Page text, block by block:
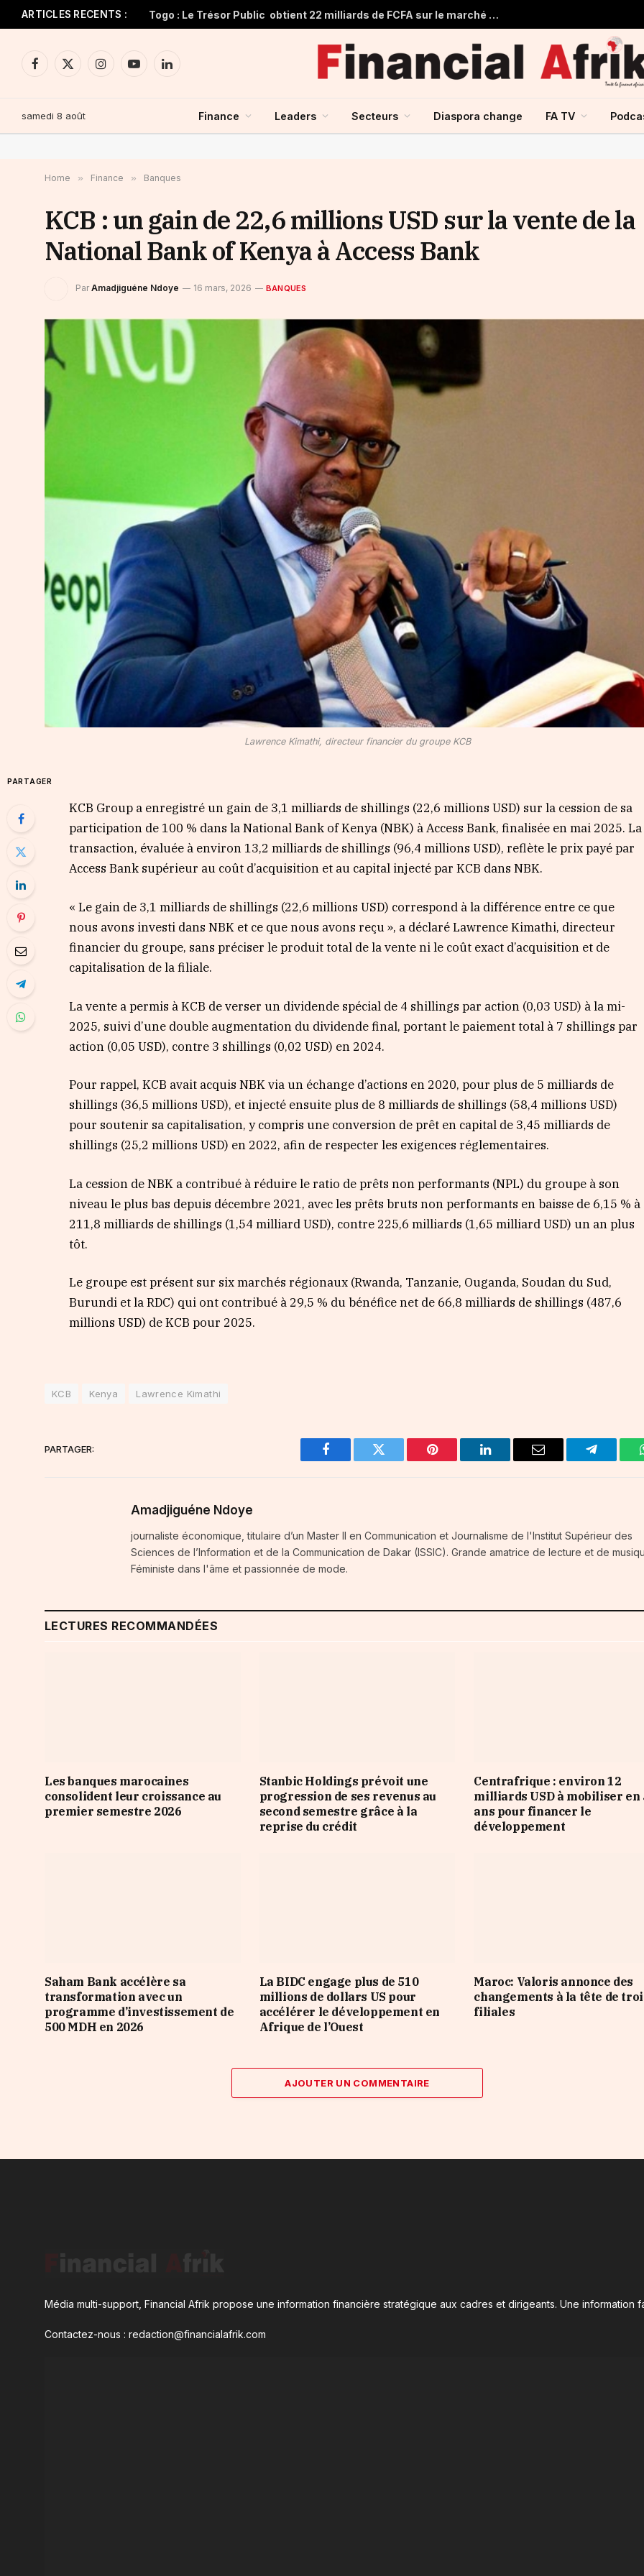
ARTICLES RECENTS : Togo : Le Trésor Public obtient 22 milliards de FCFA sur le marché financier de l’UMOA
Facebook
X
InstagramYouTubeLinkedIn
samedi 8 août Finance Leaders Secteurs Diaspora change FA TV
Home » Finance » Banques
KCB : un gain de 22,6 millions USD sur la vente de la
National Bank of Kenya à Access Bank
Par Amadjiguéne Ndoye 16 mars, 2026 BANQUES
Lawrence Kimathi, directeur financier du groupe KCB
PARTAGER
KCB Group a enregistré un gain de 3,1 milliards de shillings (22,6 millions USD) sur la cession de sa
participation de 100 % dans la National Bank of Kenya (NBK) à Access Bank, finalisée en mai 2025. La
transaction, évaluée à environ 13,2 milliards de shillings (96,4 millions USD), reflète le prix payé par
Access Bank supérieur au coût d’acquisition et au capital injecté par KCB dans NBK.
« Le gain de 3,1 milliards de shillings (22,6 millions USD) correspond à la différence entre ce que
nous avons investi dans NBK et ce que nous avons reçu », a déclaré Lawrence Kimathi, directeur
financier du groupe, sans préciser le produit total de la vente ni le coût exact d’acquisition et de
capitalisation de la filiale.
La vente a permis à KCB de verser un dividende spécial de 4 shillings par action (0,03 USD) à la mi-
2025, suivi d’une double augmentation du dividende final, portant le paiement total à 7 shillings par
action (0,05 USD), contre 3 shillings (0,02 USD) en 2024.
Pour rappel, KCB avait acquis NBK via un échange d’actions en 2020, pour plus de 5 milliards de
shillings (36,5 millions USD), et injecté ensuite plus de 8 milliards de shillings (58,4 millions USD)
pour soutenir sa capitalisation, y compris une conversion de prêt en capital de 3,45 milliards de
shillings (25,2 millions USD) en 2022, afin de respecter les exigences réglementaires.
La cession de NBK a contribué à réduire le ratio de prêts non performants (NPL) du groupe à son
niveau le plus bas depuis décembre 2021, avec les prêts bruts non performants en baisse de 6,15 % à
211,8 milliards de shillings (1,54 milliard USD), contre 225,6 milliards (1,65 milliard USD) un an plus
tôt.
Le groupe est présent sur six marchés régionaux (Rwanda, Tanzanie, Ouganda, Soudan du Sud,
Burundi et la RDC) qui ont contribué à 29,5 % du bénéfice net de 66,8 milliards de shillings (487,6
millions USD) de KCB pour 2025.
KCB Kenya Lawrence Kimathi
PARTAGER:
Facebook Twitter Pinterest LinkedIn Email Telegram
Amadjiguéne Ndoye
journaliste économique, titulaire d’un Master II en Communication et Journalisme de l'Institut Supérieur des
Sciences de l’Information et de la Communication de Dakar (ISSIC). Grande amatrice de lecture et de
Féministe dans l'âme et passionnée de mode.
LECTURES RECOMMANDÉES
Les banques marocaines
consolident leur croissance au
premier semestre 2026
Stanbic Holdings prévoit une
progression de ses revenus au
second semestre grâce à la
reprise du crédit
Centrafrique : environ 12
milliards USD à mobiliser en
ans pour financer le
développement
Saham Bank accélère sa
transformation avec un
programme d’investissement de
500 MDH en 2026
La BIDC engage plus de 510
millions de dollars US pour
accélérer le développement en
Afrique de l’Ouest
Maroc: Valoris annonce des
changements à la tête de
filiales
AJOUTER UN COMMENTAIRE
Média multi-support, Financial Afrik propose une information financière stratégique aux cadres et dirigeants. Une information
Contactez-nous : redaction@financialafrik.com